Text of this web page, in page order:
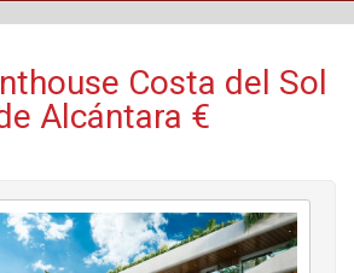
Costa del Sol
Alcántara €